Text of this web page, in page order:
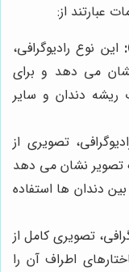
عبارتند از:
این نوع رادیوگرافی،
می دهد و برای
دندان و سایر
تصویری از
تصویر نشان می دهد
دندان ها استفاده
تصویری کامل از
اطراف آن را